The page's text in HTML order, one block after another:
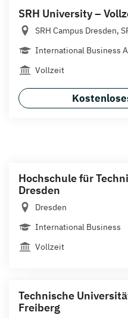
SRH University –
SRH Campus Dresden,
International Business
Vollzeit
Hochschule für
Dresden
Dresden
International Business
Vollzeit
Technische
Freiberg